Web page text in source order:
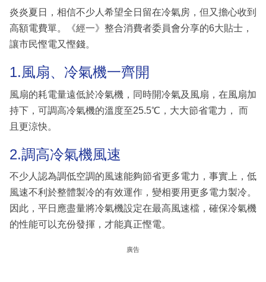
炎炎夏日，相信不少人希望全日留在冷氣房，但又擔心收到
高額電費單。《經一》整合消費者委員會分享的6大貼士，
讓市民慳電又慳錢。
1.風扇、冷氣機一齊開
風扇的耗電量遠低於冷氣機，同時開冷氣及風扇，在風扇加
持下，可調高冷氣機的溫度至25.5℃，大大節省電力， 而
且更涼快。
2.調高冷氣機風速
不少人認為調低空調的風速能夠節省更多電力，事實上，低
風速不利於整體製冷的有效運作，變相要用更多電力製冷。
因此，平日應盡量將冷氣機設定在最高風速檔，確保冷氣機
的性能可以充份發揮，才能真正慳電。
廣告